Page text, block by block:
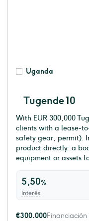
Uganda
Tugende 10
With EUR 300,000
clients with a lease-
safety gear, permit).
product directly: a
equipment or assets
5,50%
Interés
€300.000